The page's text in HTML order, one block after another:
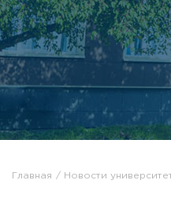
Сведения об
Официально о приёме
Научная деятельность
Высшие школы /
Дополнительное
Федеральный
Вакантные места для
Главная Новости